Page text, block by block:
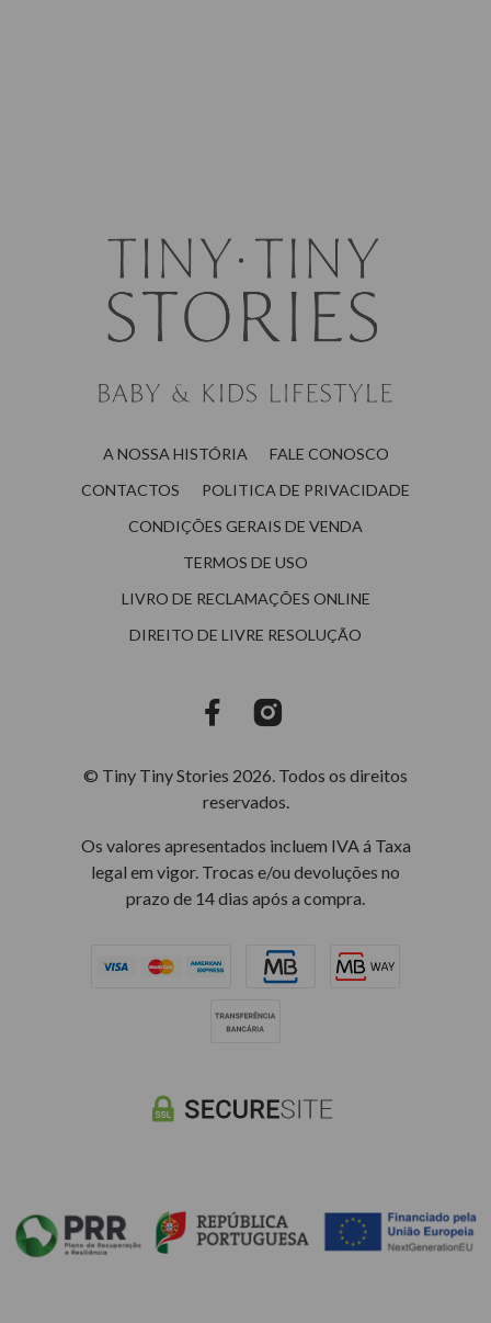
A NOSSA HISTÓRIA
FALE CONOSCO
CONTACTOS
POLITICA DE PRIVACIDADE
CONDIÇÕES GERAIS DE VENDA
TERMOS DE USO
LIVRO DE RECLAMAÇÕES ONLINE
DIREITO DE LIVRE RESOLUÇÃO
© Tiny Tiny Stories 2026. Todos os direitos
reservados.
Os valores apresentados incluem IVA á Taxa
legal em vigor. Trocas e/ou devoluções no
prazo de 14 dias após a compra.